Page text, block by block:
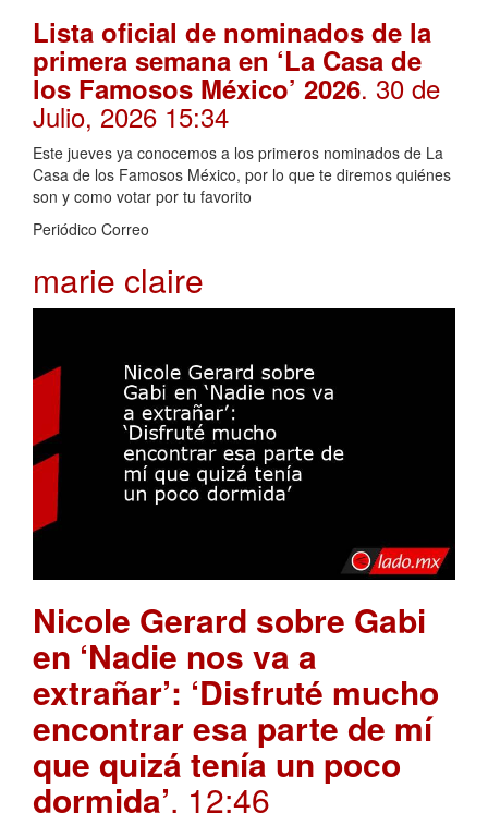
Lista oficial de nominados de la
primera semana en ‘La Casa de
los Famosos México’ 2026. 30 de
Julio, 2026 15:34
Este jueves ya conocemos a los primeros nominados de La
Casa de los Famosos México, por lo que te diremos quiénes
son y como votar por tu favorito
Periódico Correo
marie claire
Nicole Gerard sobre Gabi
en ‘Nadie nos va a
extrañar’: ‘Disfruté mucho
encontrar esa parte de mí
que quizá tenía un poco
dormida’. 12:46